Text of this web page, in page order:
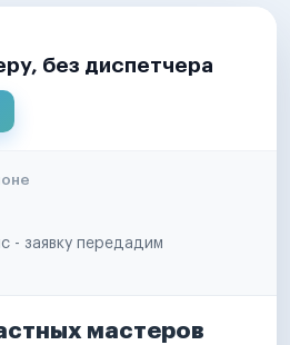
без диспетчера
- заявку передадим
мастеров